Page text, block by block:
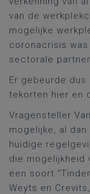
van de
mogelijke
coronacrisis
sectorale
Er gebeurde
tekorten hier en
Vragensteller
mogelijke, al
huidige
die mogelijkheid
een soort
Weyts en